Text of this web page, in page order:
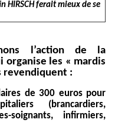
ferait mieux de se
l’action de la
organise les « mardis
revendiquent :
de 300 euros pour
(brancardiers,
soignants, infirmiers,